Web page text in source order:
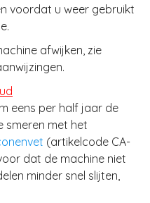
voordat u weer gebruikt
afwijken, zie
eens per half jaar de
smeren met het
(artikelcode CA-
dat de machine niet
minder snel slijten,